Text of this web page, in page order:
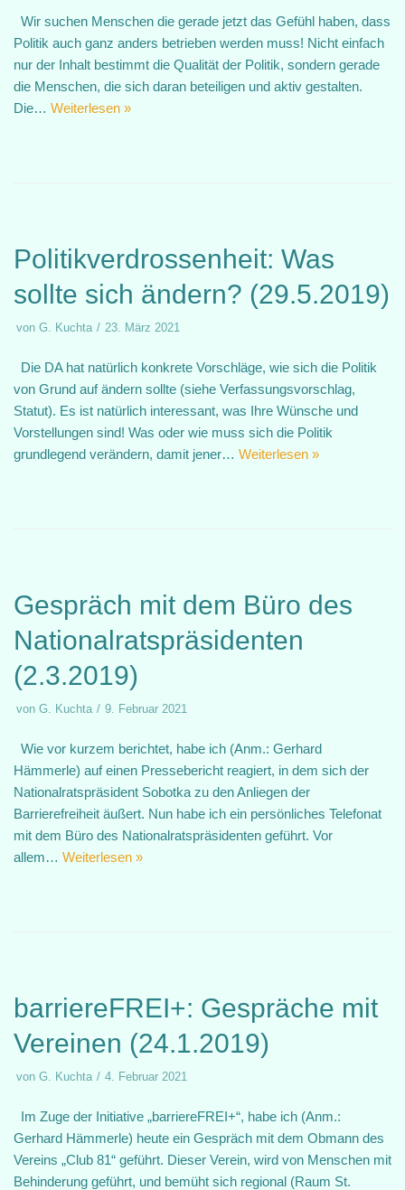
Wir suchen Menschen die gerade jetzt das Gefühl haben, dass
Politik auch ganz anders betrieben werden muss! Nicht einfach
nur der Inhalt bestimmt die Qualität der Politik, sondern gerade
die Menschen, die sich daran beteiligen und aktiv gestalten.
Die… Weiterlesen »
Politikverdrossenheit: Was
sollte sich ändern? (29.5.2019)
von G. Kuchta 23. März 2021
Die DA hat natürlich konkrete Vorschläge, wie sich die Politik
von Grund auf ändern sollte (siehe Verfassungsvorschlag,
Statut). Es ist natürlich interessant, was Ihre Wünsche und
Vorstellungen sind! Was oder wie muss sich die Politik
grundlegend verändern, damit jener… Weiterlesen »
Gespräch mit dem Büro des
Nationalratspräsidenten
(2.3.2019)
von G. Kuchta 9. Februar 2021
Wie vor kurzem berichtet, habe ich (Anm.: Gerhard
Hämmerle) auf einen Pressebericht reagiert, in dem sich der
Nationalratspräsident Sobotka zu den Anliegen der
Barrierefreiheit äußert. Nun habe ich ein persönliches Telefonat
mit dem Büro des Nationalratspräsidenten geführt. Vor
allem… Weiterlesen »
barriereFREI+: Gespräche mit
Vereinen (24.1.2019)
von G. Kuchta 4. Februar 2021
Im Zuge der Initiative „barriereFREI+“, habe ich (Anm.:
Gerhard Hämmerle) heute ein Gespräch mit dem Obmann des
Vereins „Club 81“ geführt. Dieser Verein, wird von Menschen mit
Behinderung geführt, und bemüht sich regional (Raum St.